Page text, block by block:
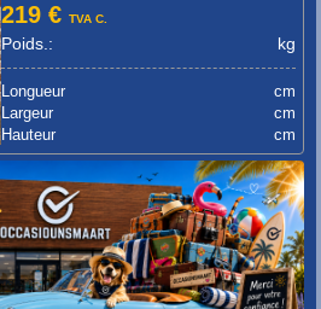
219 €TVA C.
Poids.: kg
Longueur
cm
Largeur
cm
Hauteur
cm